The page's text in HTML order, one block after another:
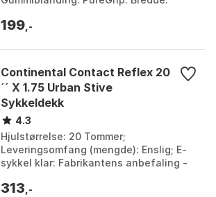
199 ,-
Continental Contact Reflex 20
´´ X 1.75 Urban Stive
Sykkeldekk
4.3
Hjulstørrelse: 20 Tommer;
Leveringsomfang (mengde): Enslig; E-
sykkel klar: Fabrikantens anbefaling -
Farge: Black. Stø...
313 ,-